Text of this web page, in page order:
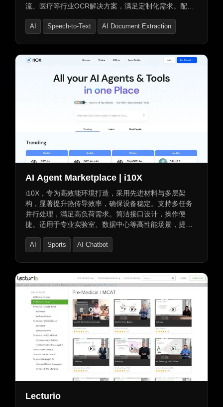
流、医疗等行业OCR解决方案，满足定制化需求。配备
与多格式文档，提供丰富数据服务及安全功能，包括数
AI Speech-to-Text AI Document Extraction
AI Agent Marketplace | i10X
i10X，专为高效能环境打造，采用先进材料与多层架
构，显著提升热传导效率，确保设备稳定。支持多任务
并行处理，满足高负荷需求。简洁接口设计，操作便
捷。适用于专业实验室、数据中心等高性能场景，提供
AI Sports AI Chatbot
Lecturio